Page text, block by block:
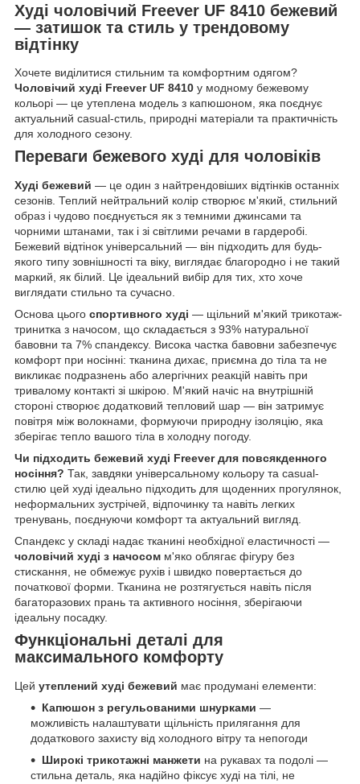
Худі чоловічий Freever UF 8410 бежевий
— затишок та стиль у трендовому
відтінку
Хочете виділитися стильним та комфортним одягом?
Чоловічий худі Freever UF 8410 у модному бежевому
кольорі — це утеплена модель з капюшоном, яка поєднує
актуальний casual-стиль, природні матеріали та практичність
для холодного сезону.
Переваги бежевого худі для чоловіків
Худі бежевий — це один з найтрендовіших відтінків останніх
сезонів. Теплий нейтральний колір створює м'який, стильний
образ і чудово поєднується як з темними джинсами та
чорними штанами, так і зі світлими речами в гардеробі.
Бежевий відтінок універсальний — він підходить для будь-
якого типу зовнішності та віку, виглядає благородно і не такий
маркий, як білий. Це ідеальний вибір для тих, хто хоче
виглядати стильно та сучасно.
Основа цього спортивного худі — щільний м'який трикотаж-
тринитка з начосом, що складається з 93% натуральної
бавовни та 7% спандексу. Висока частка бавовни забезпечує
комфорт при носінні: тканина дихає, приємна до тіла та не
викликає подразнень або алергічних реакцій навіть при
тривалому контакті зі шкірою. М'який начіс на внутрішній
стороні створює додатковий тепловий шар — він затримує
повітря між волокнами, формуючи природну ізоляцію, яка
зберігає тепло вашого тіла в холодну погоду.
Чи підходить бежевий худі Freever для повсякденного
носіння? Так, завдяки універсальному кольору та casual-
стилю цей худі ідеально підходить для щоденних прогулянок,
неформальних зустрічей, відпочинку та навіть легких
тренувань, поєднуючи комфорт та актуальний вигляд.
Спандекс у складі надає тканині необхідної еластичності —
чоловічий худі з начосом м'яко облягає фігуру без
стискання, не обмежує рухів і швидко повертається до
початкової форми. Тканина не розтягується навіть після
багаторазових прань та активного носіння, зберігаючи
ідеальну посадку.
Функціональні деталі для
максимального комфорту
Цей утеплений худі бежевий має продумані елементи:
Капюшон з регульованими шнурками —
можливість налаштувати щільність прилягання для
додаткового захисту від холодного вітру та непогоди
Широкі трикотажні манжети на рукавах та подолі —
стильна деталь, яка надійно фіксує худі на тілі, не